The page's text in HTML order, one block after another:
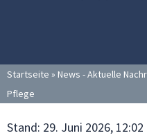
Startseite » News - Aktuelle
Pflege
Stand: 29. Juni 2026,